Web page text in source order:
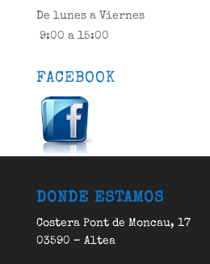
De lunes a Viernes
9:00 a 15:00
FACEBOOK
DONDE ESTAMOS
Costera Pont de Moncau, 17
03590 – Altea